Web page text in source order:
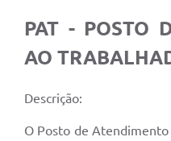
PAT - POSTO
AO
Descrição:
O Posto de